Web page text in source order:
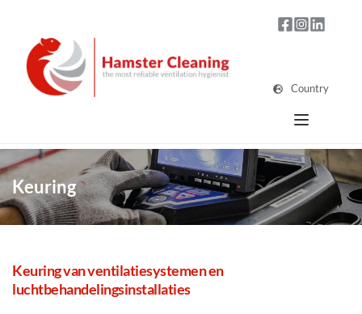
Country
Keuring
Keuring van ventilatiesystemen en
luchtbehandelingsinstallaties